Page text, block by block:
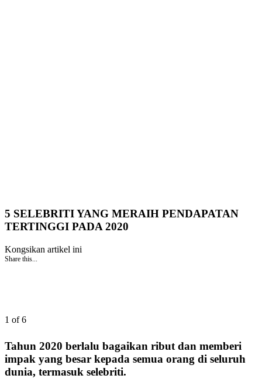
5 SELEBRITI YANG MERAIH PENDAPATAN
TERTINGGI PADA 2020
Kongsikan artikel ini
Share this...
1 of 6
Tahun 2020 berlalu bagaikan ribut dan memberi
impak yang besar kepada semua orang di seluruh
dunia, termasuk selebriti.